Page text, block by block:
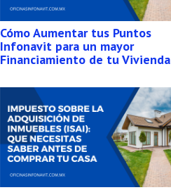
Cómo Aumentar tus Puntos
Infonavit para un mayor
Financiamiento de tu Vivienda